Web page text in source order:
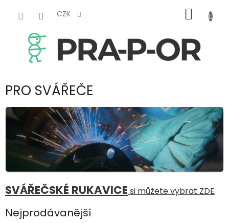
CZK
KOŠÍK
PRO SVÁŘEČE
SVÁŘEČSKÉ RUKAVICE si můžete vybrat ZDE
Nejprodávanější